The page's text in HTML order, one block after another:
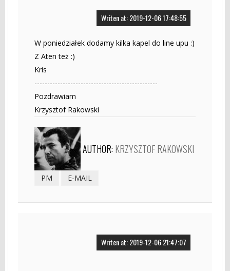
Writen at: 2019-12-06 17:48:55
W poniedziałek dodamy kilka kapel do line upu :)
Z Aten też :)
Kris
------------------------------------------------
Pozdrawiam
Krzysztof Rakowski
AUTHOR: KRZYSZTOF RAKOWSKI
PM E-MAIL
Writen at: 2019-12-06 21:47:07